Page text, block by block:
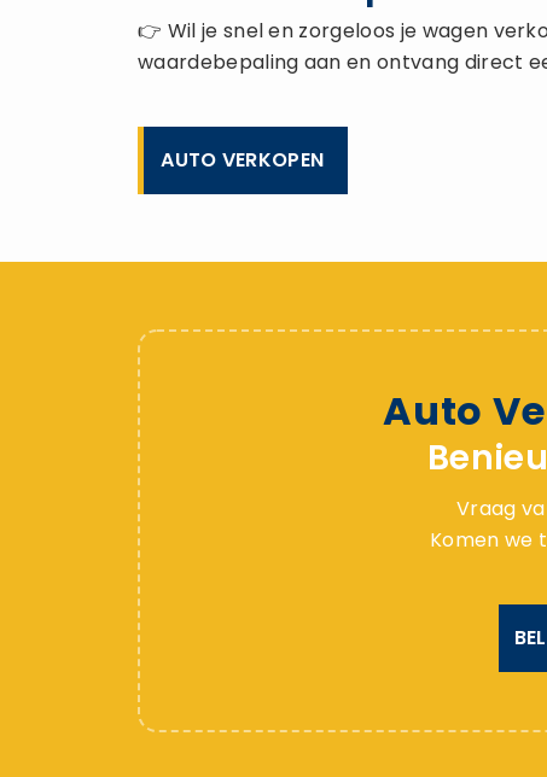
👉 Wil je snel en zorgeloos je wagen
waardebepaling aan en ontvang direct
AUTO VERKOPEN
Auto
Vraag
Komen we